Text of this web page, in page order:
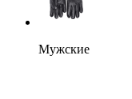
Мужские